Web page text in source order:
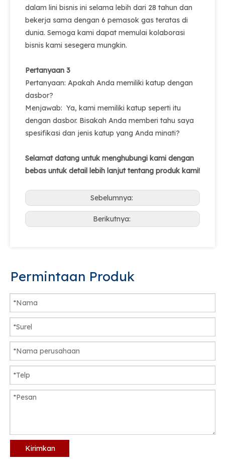
dalam lini bisnis ini selama lebih dari 28 tahun dan
bekerja sama dengan 6 pemasok gas teratas di
dunia. Semoga kami dapat memulai kolaborasi
bisnis kami sesegera mungkin.
Pertanyaan 3
Pertanyaan: Apakah Anda memiliki katup dengan
dasbor?
Menjawab: Ya, kami memiliki katup seperti itu
dengan dasbor. Bisakah Anda memberi tahu saya
spesifikasi dan jenis katup yang Anda minati?
Selamat datang untuk menghubungi kami dengan
bebas untuk detail lebih lanjut tentang produk kami!
Sebelumnya:
Berikutnya:
Permintaan Produk
Kirimkan